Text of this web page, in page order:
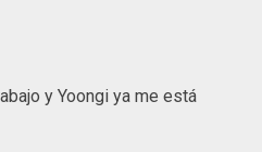
y Yoongi ya me está